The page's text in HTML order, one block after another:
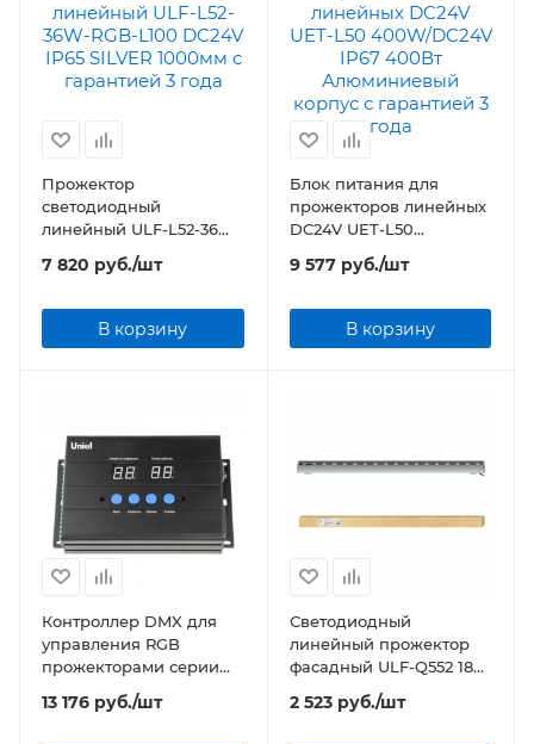
Прожектор
светодиодный
линейный ULF-L52-36W-
RGB-L100 DC24V IP65
SILVER 1000мм
7 820 руб./шт
В корзину
Блок питания для
прожекторов линейных
DC24V UET-L50
400W/DC24V IP67 400Вт
Алюминиевый корпус
9 577руб./шт
В корзину
Контроллер DMX для
управления RGB
прожекторами серии
ULF-L52 DC24V ULC-L52
RGB/DC24V BLACK
13 176 руб./шт
Светодиодный
линейный прожектор
фасадный ULF-Q552 18W
IP65 SILVER
2 523руб./шт